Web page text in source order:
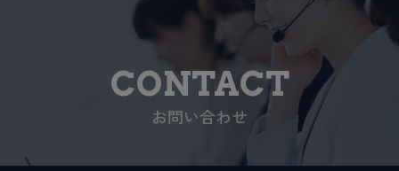
CONTACT
お問い合わせ